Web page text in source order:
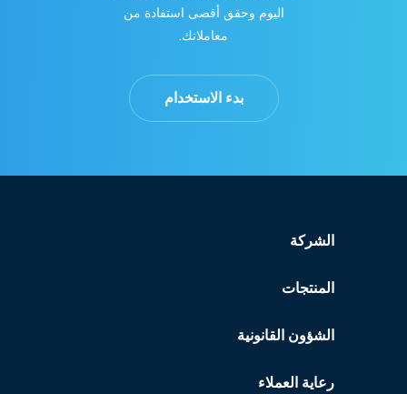
اليوم وحقق أقصى استفادة من
معاملاتك.
بدء الاستخدام
الشركة
المنتجات
الشؤون القانونية
رعاية العملاء